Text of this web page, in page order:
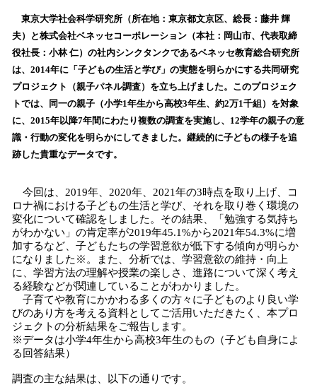
！
数
を
読
込
み
中
で
す
東京大学社会科学研究所（所在地：東京都文京区、総長：藤井 輝
夫）と株式会社ベネッセコーポレーション（本社：岡山市、代表取締
役社長：小林 仁）の社内シンクタンクであるベネッセ教育総合研究所
は、2014年に「子どもの生活と学び」の実態を明らかにする共同研究
プロジェクト（親子パネル調査）を立ち上げました。このプロジェク
トでは、同一の親子（小学1年生から高校3年生、約2万1千組）を対象
に、2015年以降7年間にわたり複数の調査を実施し、12学年の親子の意
識・行動の変化を明らかにしてきました。継続的に子どもの様子を追
跡した貴重なデータです。
今回は、2019年、2020年、2021年の3時点を取り上げ、コ
ロナ禍における子どもの生活と学び、それを取り巻く環境の
変化について確認をしました。その結果、「勉強する気持ち
がわかない」の肯定率が2019年45.1%から2021年54.3%に増
加するなど、子どもたちの学習意欲が低下する傾向が明らか
になりました※。また、分析では、学習意欲の維持・向上
に、学習方法の理解や授業の楽しさ、進路について深く考え
る経験などが関連していることがわかりました。
子育てや教育にかかわる多くの方々に子どものより良い学
びのあり方を考える資料としてご活用いただきたく、本プロ
ジェクトの分析結果をご報告します。
※データは小学4年生から高校3年生のもの（子ども自身によ
る回答結果）
調査の主な結果は、以下の通りです。